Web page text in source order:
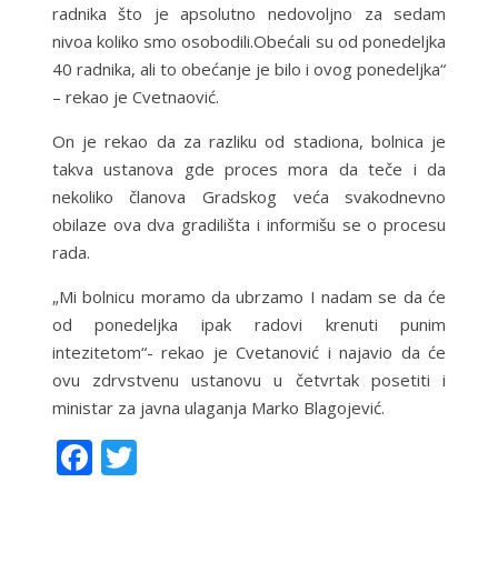
radnika što je apsolutno nedovoljno za sedam
nivoa koliko smo osobodili.Obećali su od ponedeljka
40 radnika, ali to obećanje je bilo i ovog ponedeljka“
– rekao je Cvetnaović.
On je rekao da za razliku od stadiona, bolnica je
takva ustanova gde proces mora da teče i da
nekoliko članova Gradskog veća svakodnevno
obilaze ova dva gradilišta i informišu se o procesu
rada.
„Mi bolnicu moramo da ubrzamo I nadam se da će
od ponedeljka ipak radovi krenuti punim
intezitetom“- rekao je Cvetanović i najavio da će
ovu zdrvstvenu ustanovu u četvrtak posetiti i
ministar za javna ulaganja Marko Blagojević.
F T